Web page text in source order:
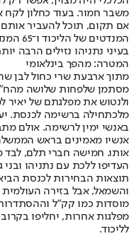
משבר חמור. בעוד כחלון
בעיני נתניהו נזילים הרבה
המטרה: מהפך בינלאומי
מתוך ארבעת שרי כחול לבן
מסתמן שלפחות שלושה
ולנטוש את מפלגתם של יאיר
מלכתחילה ברשימה לכנסת.
באנשי ימין לרשימה. אולם
אנשיו מאמינים בראש
אותו. חמישה חברי תלם, לבד
העדיפו ללכת עם נתניהו ובני
תוצאות הבחירות לכנסת
והשמאל, אבל בזירה
מוסדות כמו קק"ל
מפלגות אחרות, יחליפו בקרוב
לליכוד.